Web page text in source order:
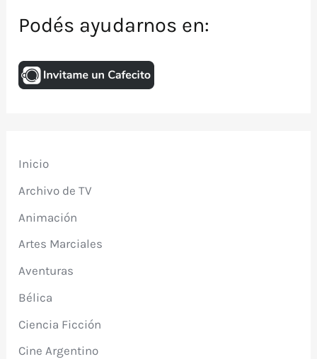
Podés ayudarnos en:
Inicio
Archivo de TV
Animación
Artes Marciales
Aventuras
Bélica
Ciencia Ficción
Cine Argentino